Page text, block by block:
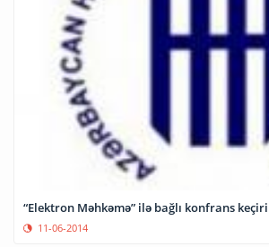
“Elektron Məhkəmə” ilə bağlı konfrans
11-06-2014